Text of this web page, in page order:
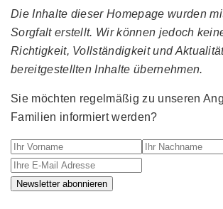
Die Inhalte dieser Homepage wurden
Sorgfalt erstellt. Wir können jedoch
Richtigkeit, Vollständigkeit und
bereitgestellten Inhalte übernehmen.
Sie möchten regelmäßig zu unseren
Familien informiert werden?
Ihr Vorname Ihr Nachname
Newsletter abonnieren